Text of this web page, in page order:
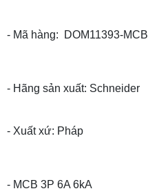
- Mã hàng: DOM11393-MCB
- Hãng sản xuất: Schneider
- Xuất xứ: Pháp
- MCB 3P 6A 6kA